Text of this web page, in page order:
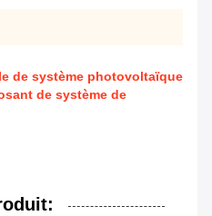
de système photovoltaïque
de système de